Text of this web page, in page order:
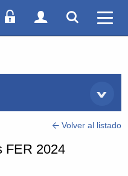
web
Acceso Socios
Acceso
Volver al listado
FER 2024